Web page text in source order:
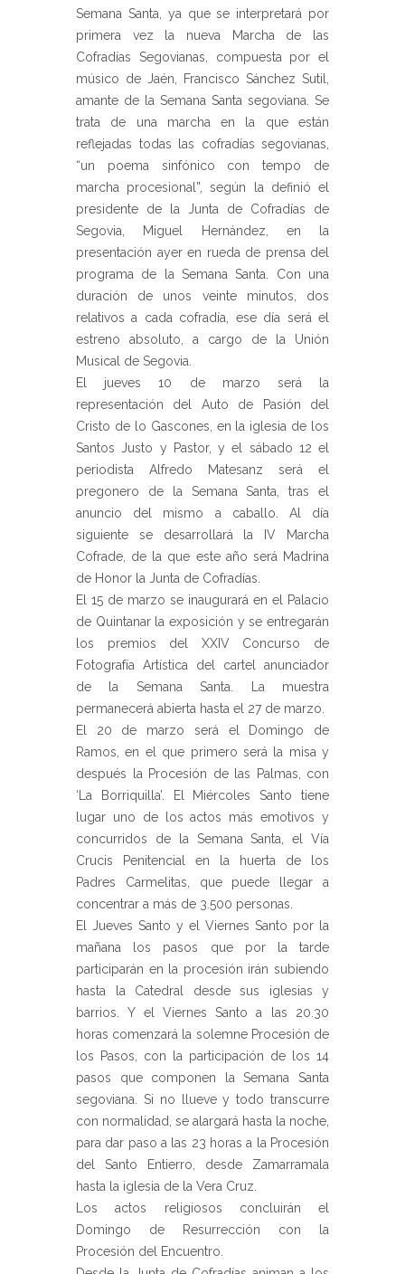
Semana Santa, ya que se interpretará por
primera vez la nueva Marcha de las
Cofradías Segovianas, compuesta por el
músico de Jaén, Francisco Sánchez Sutil,
amante de la Semana Santa segoviana. Se
trata de una marcha en la que están
reflejadas todas las cofradías segovianas,
“un poema sinfónico con tempo de
marcha procesional”, según la definió el
presidente de la Junta de Cofradías de
Segovia, Miguel Hernández, en la
presentación ayer en rueda de prensa del
programa de la Semana Santa. Con una
duración de unos veinte minutos, dos
relativos a cada cofradía, ese día será el
estreno absoluto, a cargo de la Unión
Musical de Segovia.
El jueves 10 de marzo será la
representación del Auto de Pasión del
Cristo de lo Gascones, en la iglesia de los
Santos Justo y Pastor, y el sábado 12 el
periodista Alfredo Matesanz será el
pregonero de la Semana Santa, tras el
anuncio del mismo a caballo. Al día
siguiente se desarrollará la IV Marcha
Cofrade, de la que este año será Madrina
de Honor la Junta de Cofradías.
El 15 de marzo se inaugurará en el Palacio
de Quintanar la exposición y se entregarán
los premios del XXIV Concurso de
Fotografía Artística del cartel anunciador
de la Semana Santa. La muestra
permanecerá abierta hasta el 27 de marzo.
El 20 de marzo será el Domingo de
Ramos, en el que primero será la misa y
después la Procesión de las Palmas, con
‘La Borriquilla’. El Miércoles Santo tiene
lugar uno de los actos más emotivos y
concurridos de la Semana Santa, el Vía
Crucis Penitencial en la huerta de los
Padres Carmelitas, que puede llegar a
concentrar a más de 3.500 personas.
El Jueves Santo y el Viernes Santo por la
mañana los pasos que por la tarde
participarán en la procesión irán subiendo
hasta la Catedral desde sus iglesias y
barrios. Y el Viernes Santo a las 20.30
horas comenzará la solemne Procesión de
los Pasos, con la participación de los 14
pasos que componen la Semana Santa
segoviana. Si no llueve y todo transcurre
con normalidad, se alargará hasta la noche,
para dar paso a las 23 horas a la Procesión
del Santo Entierro, desde Zamarramala
hasta la iglesia de la Vera Cruz.
Los actos religiosos concluirán el
Domingo de Resurrección con la
Procesión del Encuentro.